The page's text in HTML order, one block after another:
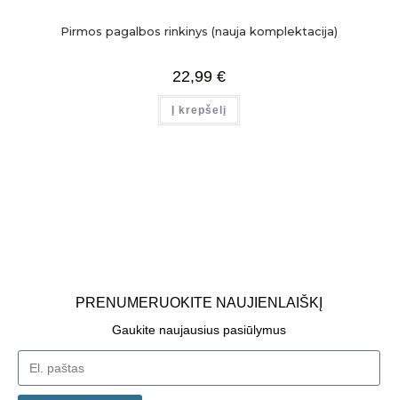
Pirmos pagalbos rinkinys (nauja komplektacija)
22,99 €
Į krepšelį
PRENUMERUOKITE NAUJIENLAIŠKĮ
Gaukite naujausius pasiūlymus